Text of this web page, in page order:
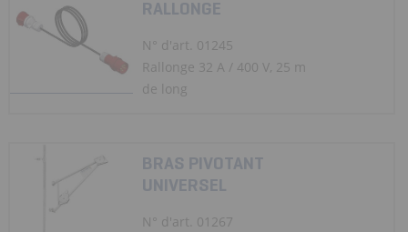
RALLONGE
N° d'art. 01245
Rallonge 32 A / 400 V, 25 m
de long
BRAS PIVOTANT
UNIVERSEL
N° d'art. 01267